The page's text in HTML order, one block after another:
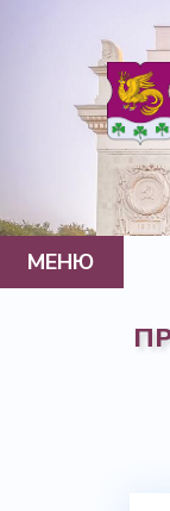
ГЛАВА МО
СОВЕТ
АППАРАТ
КОНТАКТЫ
МЕНЮ